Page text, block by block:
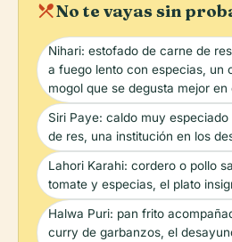
local_diningNo te vayas sin
Nihari: estofado de carne de
a fuego lento con especias, un
mogol que se degusta mejor en
Siri Paye: caldo muy
de res, una institución en los
Lahori Karahi: cordero o pollo
tomate y especias, el plato
Halwa Puri: pan frito
curry de garbanzos, el